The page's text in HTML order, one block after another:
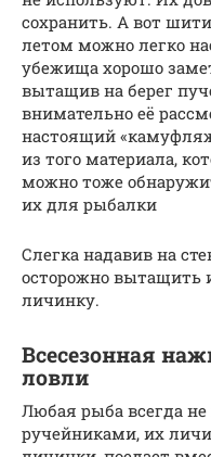
сохранить. А вот
летом можно легко
убежища хорошо
вытащив на берег
внимательно её
настоящий
из того материала,
можно тоже
их для рыбалки
Слегка надавив на
осторожно вытащить
личинку.
Всесезонная
ловли
Любая рыба всегда
ручейниками, их